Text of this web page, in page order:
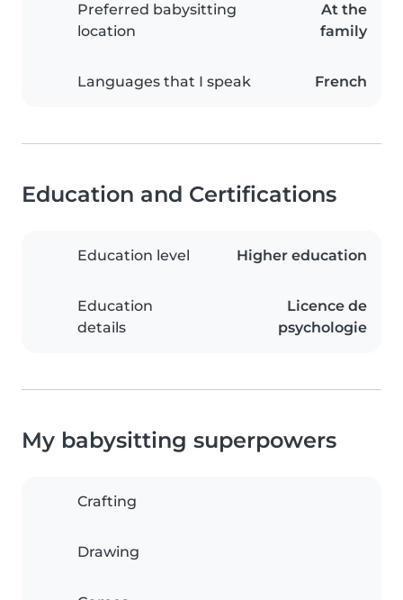
Preferred babysitting
location
At the
family
Languages that I speak French
Education and Certifications
Education level Higher education
Education
details
Licence de
psychologie
My babysitting superpowers
Crafting
Drawing